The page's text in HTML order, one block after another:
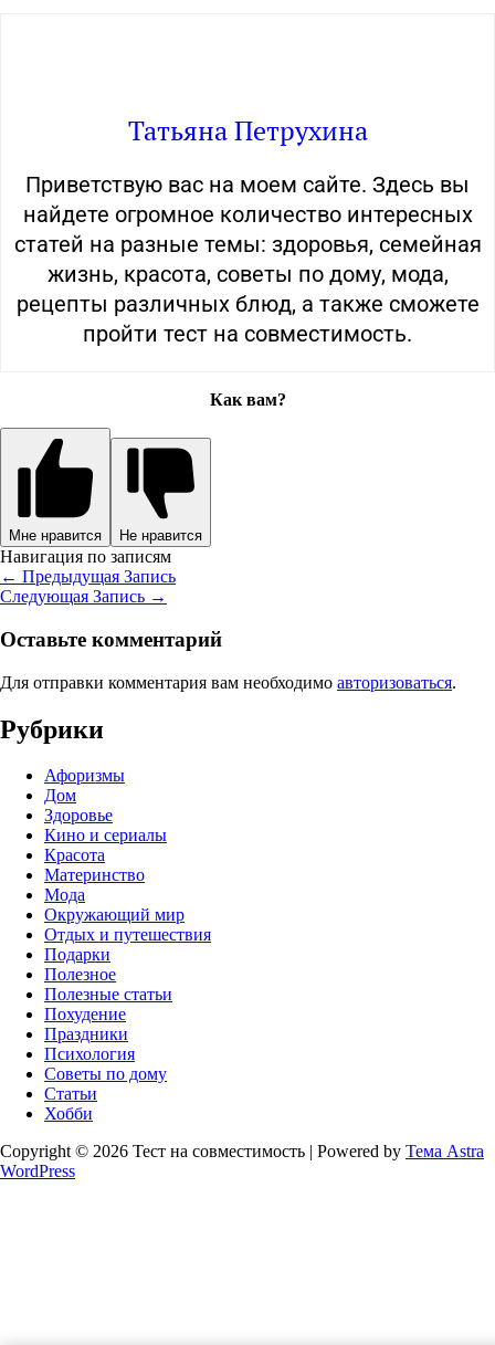
Татьяна Петрухина
Приветствую вас на моем сайте. Здесь вы
найдете огромное количество интересных
статей на разные темы: здоровья, семейная
жизнь, красота, советы по дому, мода,
рецепты различных блюд, а также сможете
пройти тест на совместимость.
Как вам?
Мне нравится Не нравится
Навигация по записям
← Предыдущая Запись
Следующая Запись →
Оставьте комментарий
Для отправки комментария вам необходимо авторизоваться.
Рубрики
Афоризмы
Дом
Здоровье
Кино и сериалы
Красота
Материнство
Мода
Окружающий мир
Отдых и путешествия
Подарки
Полезное
Полезные статьи
Похудение
Праздники
Психология
Советы по дому
Статьи
Хобби
Copyright © 2026 Тест на совместимость | Powered by Тема Astra
WordPress